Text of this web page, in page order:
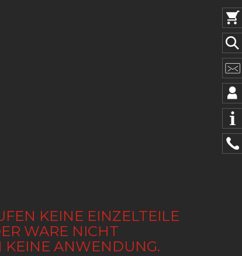
KEINE EINZELTEILE
WARE NICHT
KEINE ANWENDUNG.